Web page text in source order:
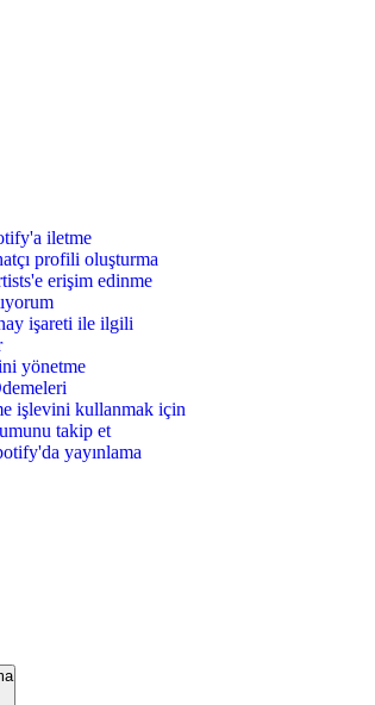
iletme
profili oluşturma
erişim edinme
işareti ile ilgili
yönetme
işlevini kullanmak için
takip et
yayınlama